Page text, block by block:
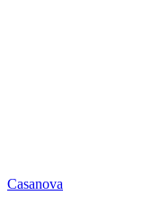
Casanova